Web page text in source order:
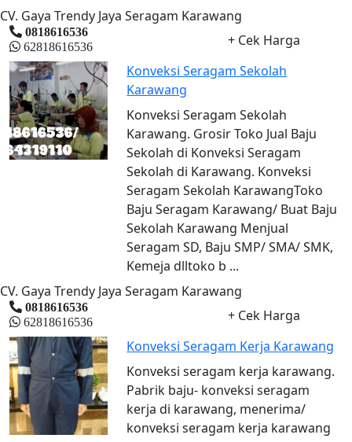
CV. Gaya Trendy Jaya Seragam Karawang
0818616536
62818616536
+ Cek Harga
Konveksi Seragam Sekolah
Karawang
Konveksi Seragam Sekolah
Karawang. Grosir Toko Jual Baju
Sekolah di Konveksi Seragam
Sekolah di Karawang. Konveksi
Seragam Sekolah KarawangToko
Baju Seragam Karawang/ Buat Baju
Sekolah Karawang Menjual
Seragam SD, Baju SMP/ SMA/ SMK,
Kemeja dlltoko b ...
CV. Gaya Trendy Jaya Seragam Karawang
0818616536
62818616536
+ Cek Harga
Konveksi Seragam Kerja Karawang
Konveksi seragam kerja karawang.
Pabrik baju- konveksi seragam
kerja di karawang, menerima/
konveksi seragam kerja karawang